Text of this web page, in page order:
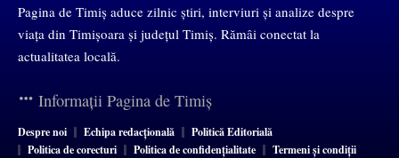
Pagina de Timiș aduce zilnic știri, interviuri și analize despre
viața din Timișoara și județul Timiș. Rămâi conectat la
actualitatea locală.
Informații Pagina de Timiș
Despre noi Echipa redacțională
Politică Editorială
Politica de corecturi
Politica de confidențialitate Termeni și condiții